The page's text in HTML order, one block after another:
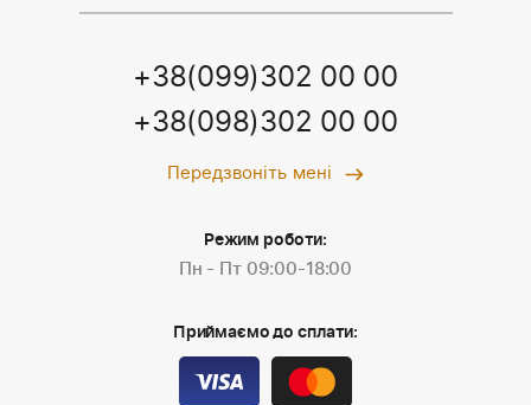
+38(099)302 00 00
+38(098)302 00 00
Передзвоніть мені
Режим роботи:
Пн - Пт 09:00-18:00
Приймаємо до сплати: